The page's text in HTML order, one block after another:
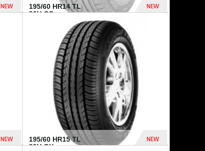
NEW
195/60 HR14 TL
86H CO...
NEW
790 Dhs
NEW
195/60 HR15 TL
88H GY...
NEW